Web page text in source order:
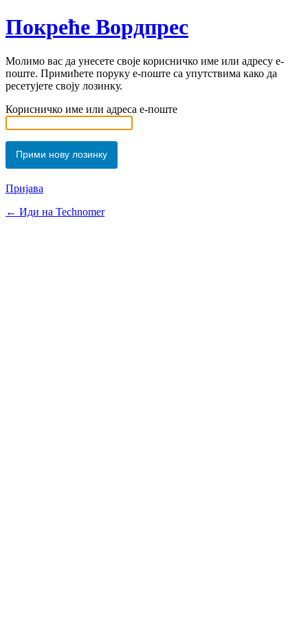
Покреће Вордпрес
Молимо вас да унесете своје корисничко име или адресу е-
поште. Примићете поруку е-поште са упутствима како да
ресетујете своју лозинку.
Корисничко име или адреса е-поште
Пријава
← Иди на Technomer